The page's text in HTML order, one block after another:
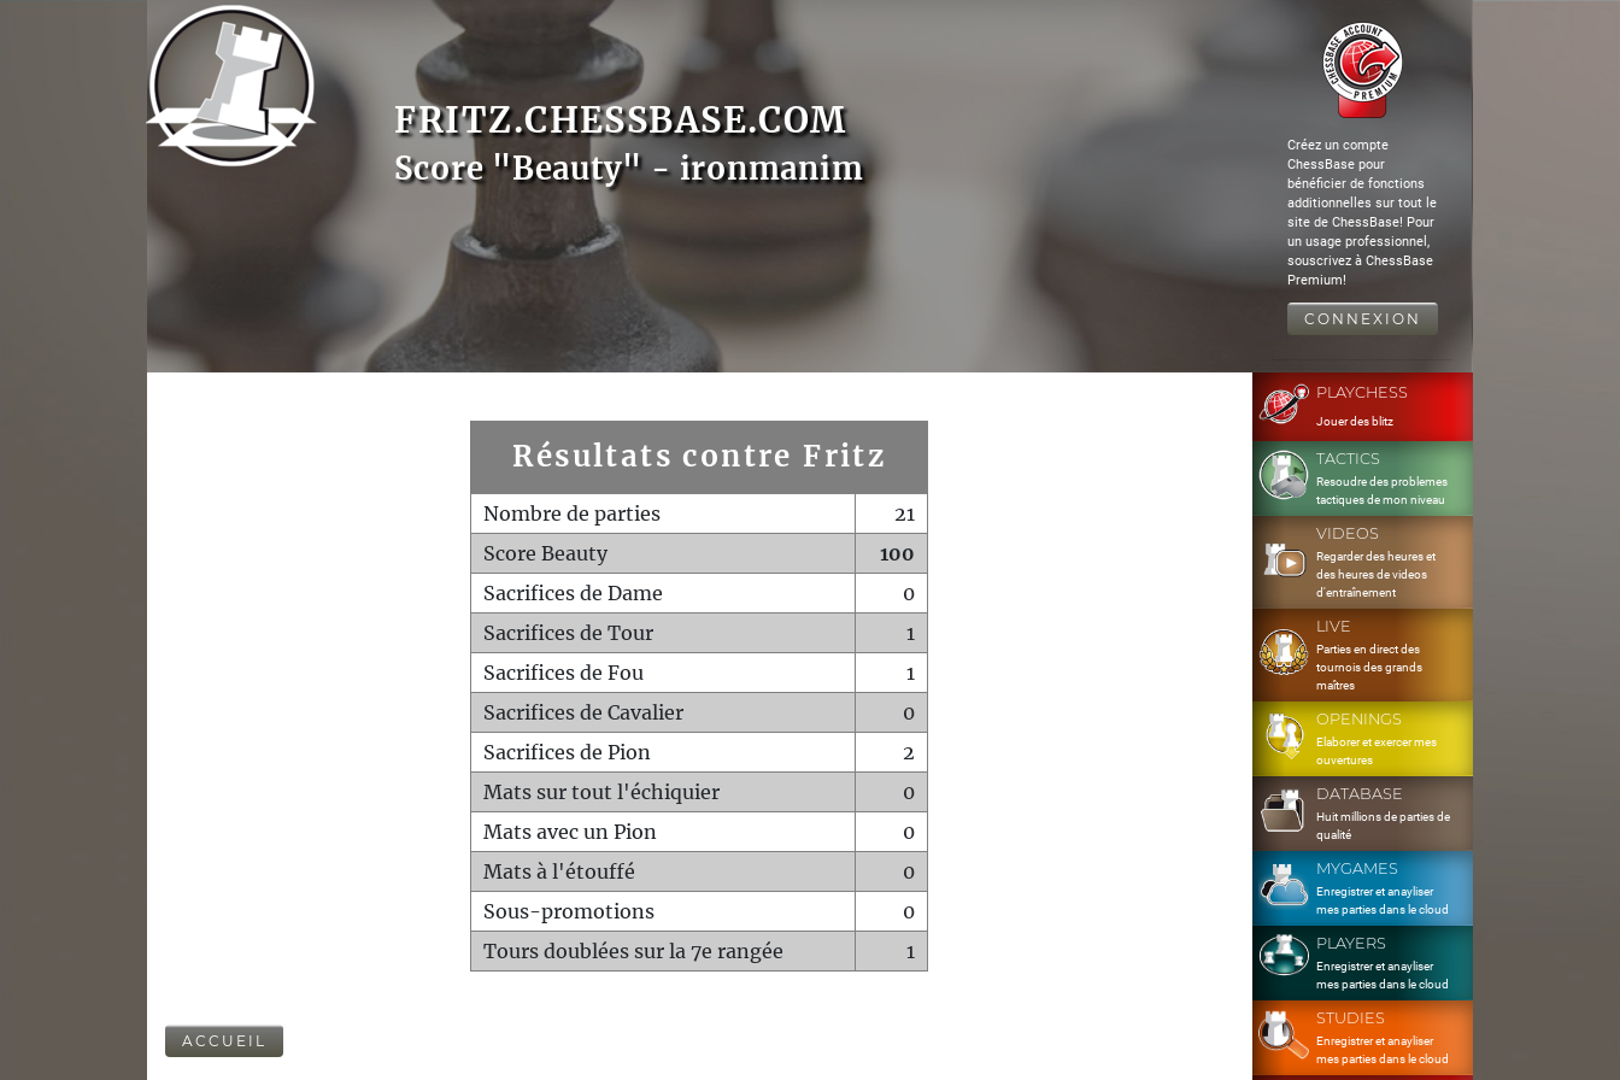
FRITZ.CHESSBASE.COM
Score "Beauty" - ironmanim
Créez un compte
ChessBase pour
bénéficier de fonctions
additionnelles sur tout le
site de ChessBase! Pour
un usage professionnel,
souscrivez à ChessBase
Premium!
CONNEXION
Résultats contre Fritz
Nombre de parties
21
Score Beauty
100
Sacrifices de Dame
0
Sacrifices de Tour
1
Sacrifices de Fou
1
Sacrifices de Cavalier
0
Sacrifices de Pion
2
Mats sur tout l'échiquier
0
Mats avec un Pion
0
Mats à l'étouffé
0
Sous-promotions
0
Tours doublées sur la 7e rangée
1
ACCUEIL
PLAYCHESS
Jouer des blitz
TACTICS
Resoudre des problemes
tactiques de mon niveau
VIDEOS
Regarder des heures et
des heures de videos
d'entraînement
LIVE
Parties en direct des
tournois des grands
maîtres
OPENINGS
Elaborer et exercer mes
ouvertures
DATABASE
Huit millions de parties de
qualité
MYGAMES
Enregistrer et anayliser
mes parties dans le cloud
PLAYERS
Enregistrer et anayliser
mes parties dans le cloud
STUDIES
Enregistrer et anayliser
mes parties dans le cloud